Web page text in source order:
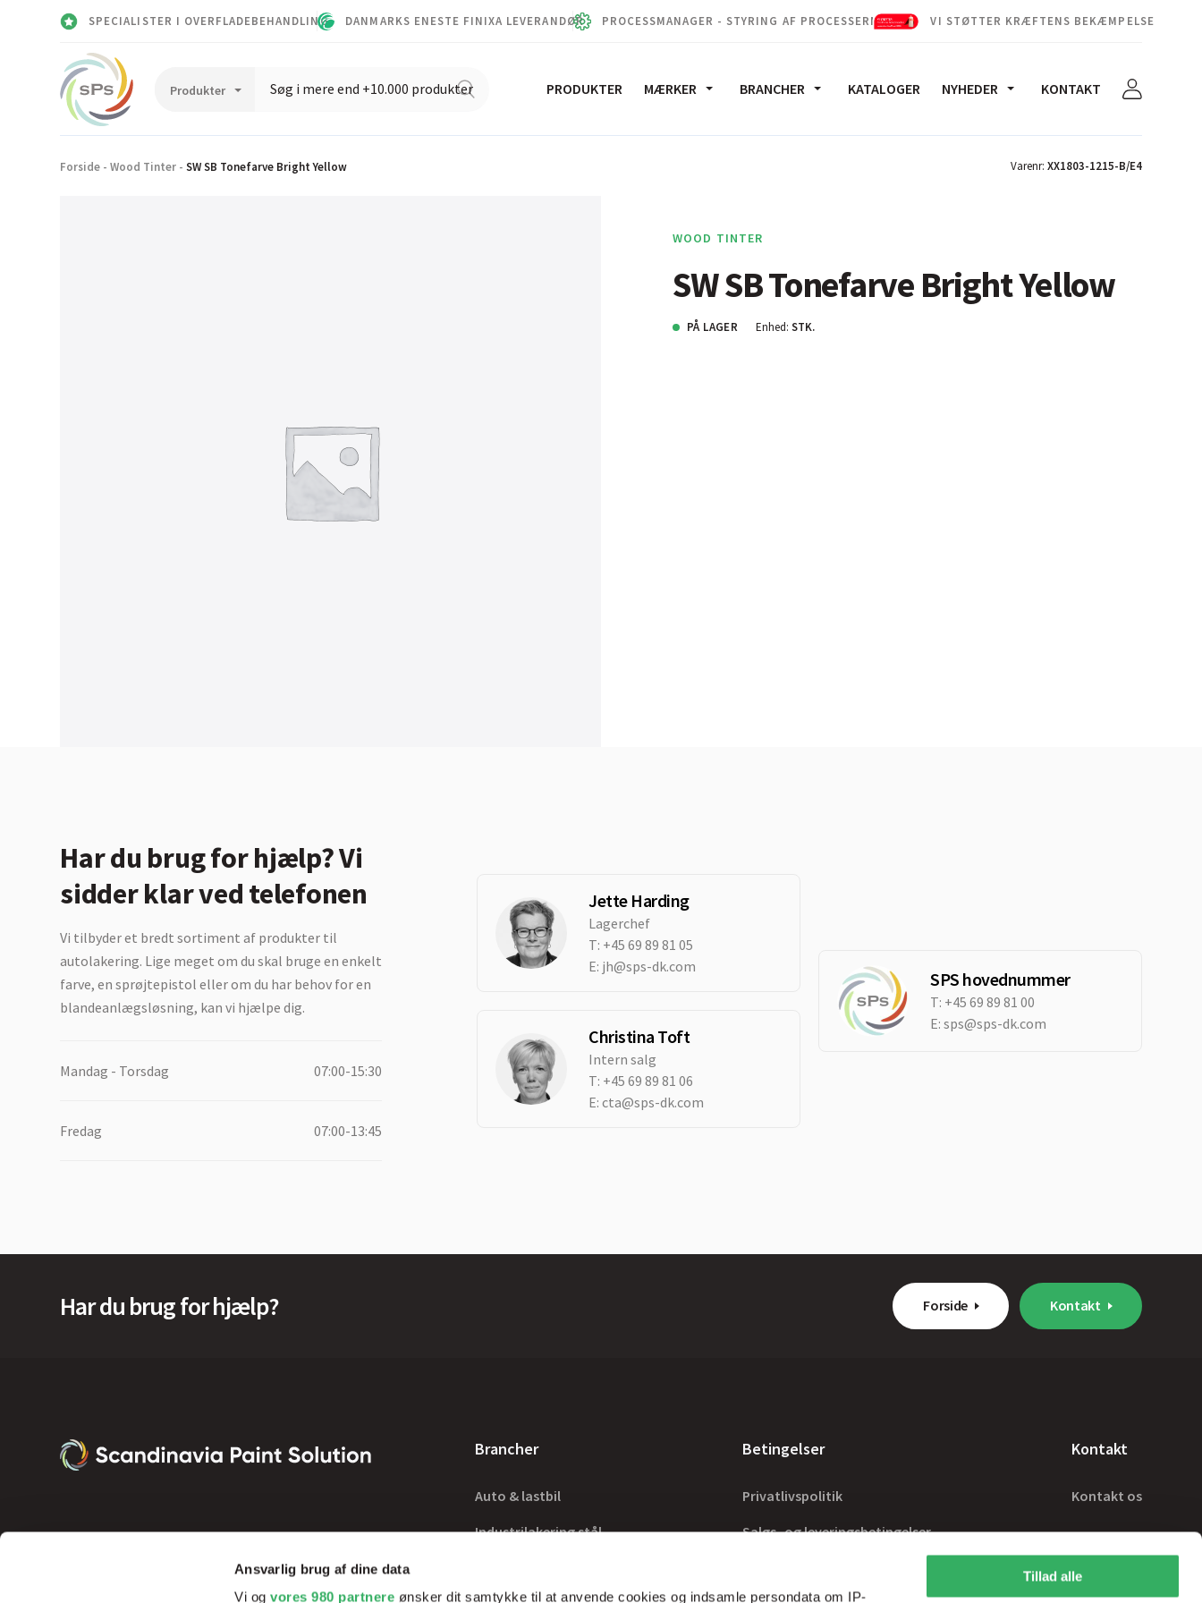
Ansvarlig brug af dine data
Vi ogvores 980 partnere ønsker dit samtykke til at anvende cookies og indsamle persondata om IP-
Tillad alle
SPECIALISTER I OVERFLADEBEHANDLING DANMARKS ENESTE FINIXA LEVERANDØR PROCESSMANAGER - STYRING AF PROCESSERNE VI STØTTER KRÆFTENS BEKÆMPELSE
PRODUKTER MÆRKER BRANCHER KATALOGER NYHEDER KONTAKT
Forside - Wood Tinter - SW SB Tonefarve Bright Yellow Varenr: XX1803-1215-B/E4
WOOD TINTER
SW SB Tonefarve Bright Yellow
PÅ LAGER Enhed: STK.
Har du brug for hjælp? Vi
sidder klar ved telefonen
Vi tilbyder et bredt sortiment af produkter til
autolakering. Lige meget om du skal bruge en enkelt
farve, en sprøjtepistol eller om du har behov for en
blandeanlægsløsning, kan vi hjælpe dig.
Mandag - Torsdag 07:00-15:30
Fredag 07:00-13:45
Jette Harding
Lagerchef
T: +45 69 89 81 05
E: jh@sps-dk.com
Christina Toft
Intern salg
T: +45 69 89 81 06
E:cta@sps-dk.com
SPS hovednummer
T: +45 69 89 81 00
E: sps@sps-dk.com
Har du brug for hjælp? Forside Kontakt
Brancher
Auto & lastbil
Industrilakering stål
Betingelser
Privatlivspolitik
Salgs- og leveringsbetingelser
Kontakt
Kontakt os